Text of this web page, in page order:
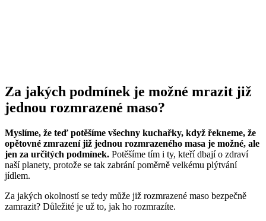
Za jakých podmínek je možné mrazit již
jednou rozmrazené maso?
Myslíme, že teď potěšíme všechny kuchařky, když řekneme, že
opětovné zmrazení již jednou rozmrazeného masa je možné, ale
jen za určitých podmínek. Potěšíme tím i ty, kteří dbají o zdraví
naší planety, protože se tak zabrání poměrně velkému plýtvání
jídlem.
Za jakých okolností se tedy může již rozmrazené maso bezpečně
zamrazit? Důležité je už to, jak ho rozmrazíte.